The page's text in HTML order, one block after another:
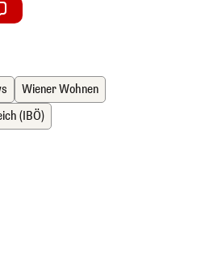
Wiener Wohnen
(IBÖ)